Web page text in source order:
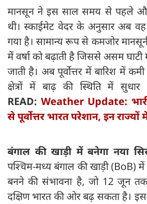
मानसून ने इस साल समय से पहले
थी। स्‍काईमेट वेदर के अनुसार अब
गया है। सामान्य रूप से कमजोर मानसूनी
में वर्षा को बढ़ाती है जिससे असम घाटी
जाती है। अब पूर्वोत्तर में बारिश में
क्षेत्रों में बाढ़ की स्थिति में सुधार
READ: Weather Update:
से पूर्वोत्तर भारत परेशान, इन राज्यों
बंगाल की खाड़ी में बनेगा नया
पश्चिम-मध्य बंगाल की खाड़ी (BoB) में
बनने की संभावना है, जो 12 जून
दक्षिण भारत की ओर बढ़ सकता है।